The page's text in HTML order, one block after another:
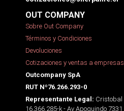
OUT COMPANY
Sobre Out Company
Términos y Condiciones
Devoluciones
Cotizaciones y ventas a empresas
Outcompany SpA
RUT Nº76.266.293-0
Representante Legal: Cristobal
16.366.285-k - Av Apoquindo 7331